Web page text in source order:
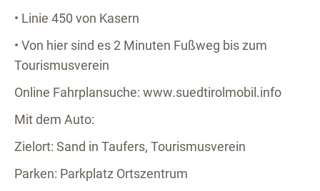
• Linie 450 von Kasern
• Von hier sind es 2 Minuten Fußweg bis zum
Tourismusverein
Online Fahrplansuche: www.suedtirolmobil.info
Mit dem Auto:
Zielort: Sand in Taufers, Tourismusverein
Parken: Parkplatz Ortszentrum